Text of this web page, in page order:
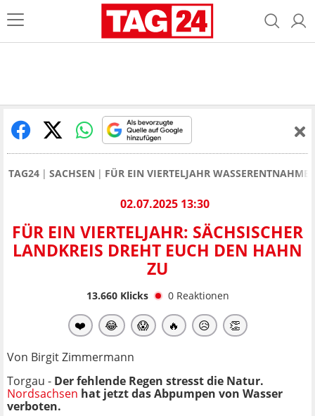
TAG24 SACHSEN FÜR EIN VIERTELJAHR
02.07.2025 13:30
FÜR EIN VIERTELJAHR: SÄCHSISCHER
LANDKREIS DREHT EUCH DEN HAHN
ZU
13.660Klicks 0 Reaktionen
❤️ 😂 😱 🔥 😥 👏
Von Birgit Zimmermann
Torgau - Der fehlende Regen stresst die Natur.
Nordsachsen hat jetzt das Abpumpen von Wasser
verboten.